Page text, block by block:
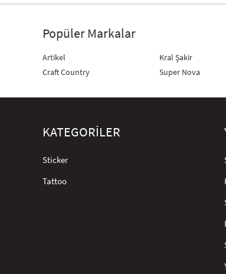
Popüler Markalar
Artikel
Craft Country
Kral Şakir
Super Nova
KATEGORİLER
Sticker
Tattoo